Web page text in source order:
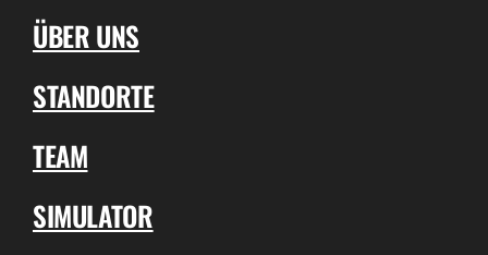
ÜBER UNS
STANDORTE
TEAM
SIMULATOR